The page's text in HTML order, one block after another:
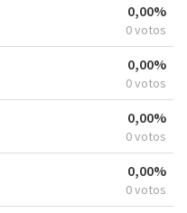
0,00%
0 votos
0,00%
0 votos
0,00%
0 votos
0,00%
0 votos